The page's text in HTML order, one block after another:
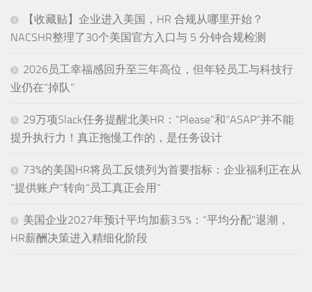
【收藏贴】企业进入美国，HR 合规从哪里开始？
NACSHR整理了30个美国官方入口与 5 分钟合规检测
2026员工幸福感回升至三年高位，但年轻员工与科技行
业仍在“掉队”
29万项Slack任务提醒北美HR：“Please”和“ASAP”并不能
提升执行力！真正拖慢工作的，是任务设计
73%的美国HR将员工反馈列为首要指标：企业福利正在从
“提供账户”转向“员工真正会用”
美国企业2027年预计平均加薪3.5%：“平均分配”退潮，
HR薪酬决策进入精细化阶段